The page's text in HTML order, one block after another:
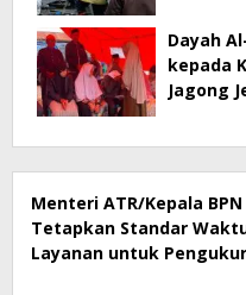
Dayah
kepada
Jagong
Menteri ATR/Kepala BPN
Tetapkan Standar
Layanan untuk